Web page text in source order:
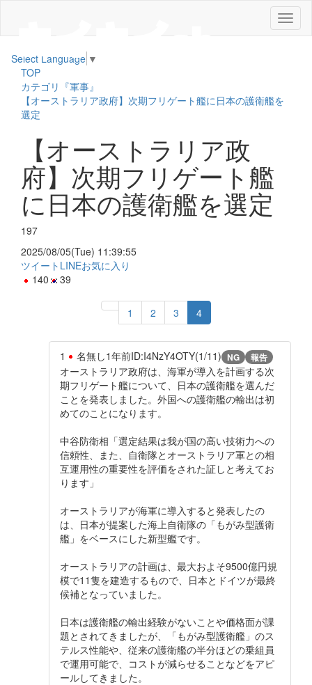
メ
ニ
Select Language ▼
TOP
カテゴリ『軍事』
【オーストラリア政府】次期フリゲート艦に日本の護衛艦を
選定
【オーストラリア政
府】次期フリゲート艦
に日本の護衛艦を選定
197
2025/08/05(Tue) 11:39:55
ツイート LINEお気に入り
140
39
1 2 3 4
1 名無し1年前ID:I4NzY4OTY(1/11) NG 報告
オーストラリア政府は、海軍が導入を計画する次
期フリゲート艦について、日本の護衛艦を選んだ
ことを発表しました。外国への護衛艦の輸出は初
めてのことになります。
中谷防衛相「選定結果は我が国の高い技術力への
信頼性、また、自衛隊とオーストラリア軍との相
互運用性の重要性を評価をされた証しと考えてお
ります」
オーストラリアが海軍に導入すると発表したの
は、日本が提案した海上自衛隊の「もがみ型護衛
艦」をベースにした新型艦です。
オーストラリアの計画は、最大およそ9500億円規
模で11隻を建造するもので、日本とドイツが最終
候補となっていました。
日本は護衛艦の輸出経験がないことや価格面が課
題とされてきましたが、「もがみ型護衛艦」のス
テルス性能や、従来の護衛艦の半分ほどの乗組員
で運用可能で、コストが減らせることなどをアピ
ールしてきました。